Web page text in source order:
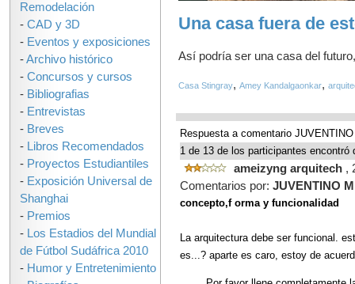
Una casa fuera de
Así podría ser una casa del
Casa Stingray, Amey Kandalgaonkar,
Respuesta a comentario
1 de 13 de los participantes
ameizyng arquitech ,
Comentarios por: JUVENTINO
concepto,f orma y funcionalidad
La arquitectura debe ser funcional.
es...? aparte es caro, estoy de
Remodelación
- CAD y 3D
- Eventos y exposiciones
-Archivo histórico
- Concursos y cursos
- Bibliografias
- Entrevistas
- Breves
- Libros Recomendados
- Proyectos Estudiantiles
- Exposición Universal de
Shanghai
- Premios
- Los Estadios del Mundial
de Fútbol Sudáfrica 2010
- Humor y Entretenimiento